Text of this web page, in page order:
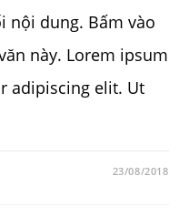
nội dung. Bấm vào
này. Lorem ipsum
adipiscing elit. Ut
23/08/2018